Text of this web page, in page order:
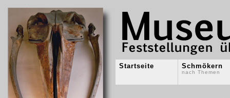
Startseite Schmökern
nach Themen